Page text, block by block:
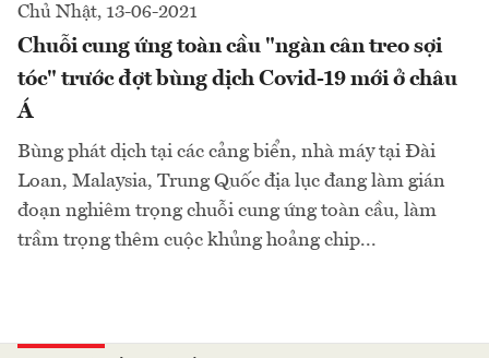
Chủ Nhật, 13-06-2021
Chuỗi cung ứng toàn cầu "ngàn cân treo sợi
tóc" trước đợt bùng dịch Covid-19 mới ở châu
Á
Bùng phát dịch tại các cảng biển, nhà máy tại Đài
Loan, Malaysia, Trung Quốc địa lục đang làm gián
đoạn nghiêm trọng chuỗi cung ứng toàn cầu, làm
trầm trọng thêm cuộc khủng hoảng chip...